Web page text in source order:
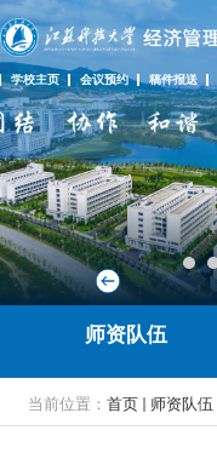
学校主页 会议预约 稿件报送
师资队伍
当前位置： 首页 师资队伍